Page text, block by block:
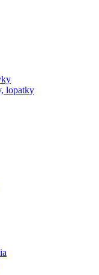
lopatky